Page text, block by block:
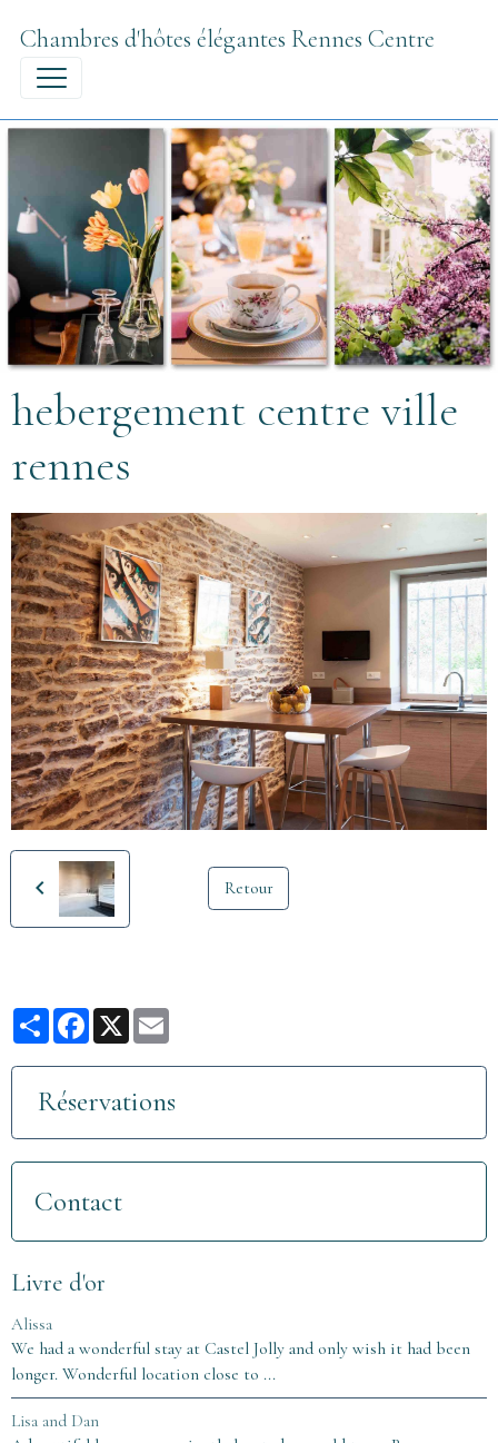
Chambres d'hôtes élégantes Rennes Centre
hebergement centre ville
rennes
Retour
PartagerFacebook
X
Réservations
Contact
Livre d'or
Alissa
We had a wonderful stay at Castel Jolly and only wish it had been
longer. Wonderful location close to ...
Lisa and Dan